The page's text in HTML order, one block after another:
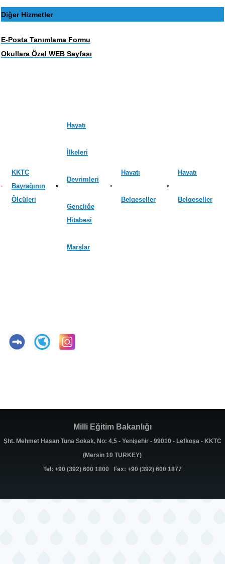
Diğer Hizmetler
E-Posta Tanımlama Formu
Okullara Özel WEB Sayfası
KKTC
Bayrağının
Ölçüleri
Hayatı
İlkeleri
Devrimleri
Gençliğe
Hitabesi
Marşlar
Hayatı
Belgeseller
Hayatı
Belgeseller
Milli Eğitim Bakanlığı
Şht. Mehmet Hasan Tuna Sokak, No: 4,5 - Yenişehir - 99010 - Lefkoşa - KKTC
(Mersin 10 TURKEY)
Tel: +90 (392) 600 1800 Fax: +90 (392) 600 1877